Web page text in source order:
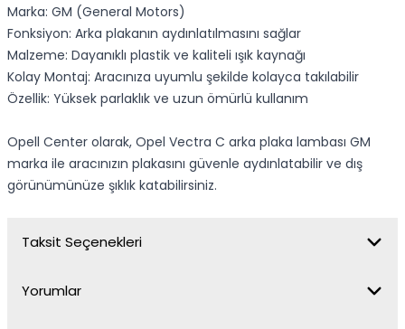
Marka: GM (General Motors)
Fonksiyon: Arka plakanın aydınlatılmasını sağlar
Malzeme: Dayanıklı plastik ve kaliteli ışık kaynağı
Kolay Montaj: Aracınıza uyumlu şekilde kolayca takılabilir
Özellik: Yüksek parlaklık ve uzun ömürlü kullanım
Opell Center olarak, Opel Vectra C arka plaka lambası GM
marka ile aracınızın plakasını güvenle aydınlatabilir ve dış
görünümünüze şıklık katabilirsiniz.
Taksit Seçenekleri
Yorumlar